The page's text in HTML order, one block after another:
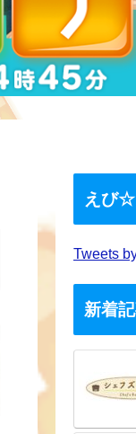
えび☆
Tweets
新着